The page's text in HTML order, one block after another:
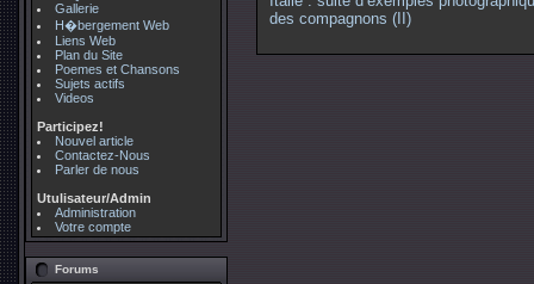
Gallerie
H�bergement Web
Liens Web
Plan du Site
Poemes et Chansons
Sujets actifs
Videos
Participez!
Nouvel article
Contactez-Nous
Parler de nous
Utulisateur/Admin
Administration
Votre compte
Forums
des compagnons (II)